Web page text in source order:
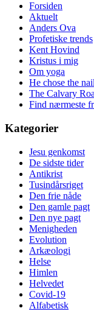
Forsiden
Aktuelt
Anders Ova
Profetiske trends
Kent Hovind
Kristus i mig
Om yoga
He chose the
The Calvary
Find nærmeste
Kategorier
Jesu genkomst
De sidste tider
Antikrist
Tusindårsriget
Den frie nåde
Den gamle pagt
Den nye pagt
Menigheden
Evolution
Arkæologi
Helse
Himlen
Helvedet
Covid-19
Alfabetisk